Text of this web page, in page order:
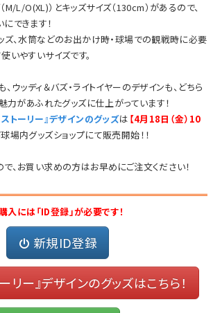
L/O(XL)）とキッズサイズ（130cm）があるので、
できます！
ズ、水筒などのお出かけ時・球場での観戦時に必要
いやすいサイズです。
ウッディ＆バズ・ライトイヤーのデザインも、どちら
魅力があふれたグッズに仕上がっています！
ストーリー』デザインのグッズは 【4月18日（金）10
場内グッズショップにて販売開始！！
、お買い求めの方はお早めにご注文ください！
入には「ID登録」が必要です！
新規ID登録
ーリー』デザインのグッズはこちら！